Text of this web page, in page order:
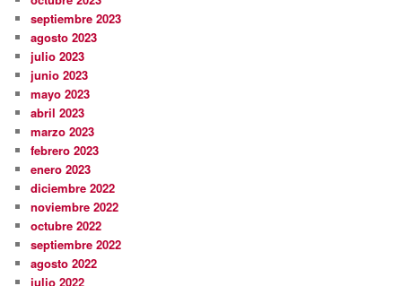
septiembre 2023
agosto 2023
julio 2023
junio 2023
mayo 2023
abril 2023
marzo 2023
febrero 2023
enero 2023
diciembre 2022
noviembre 2022
octubre 2022
septiembre 2022
agosto 2022
julio 2022